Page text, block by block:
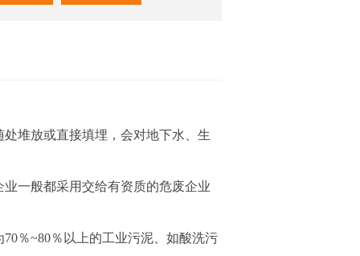
堆放或直接填埋，会对地下水、生
一般都采用交给有资质的危废企业
％~80％以上的工业污泥、如酸洗污